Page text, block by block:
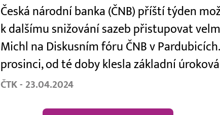
Česká národní banka (ČNB) příští týden
k dalšímu snižování sazeb přistupovat
Michl na Diskusním fóru ČNB v
prosinci, od té doby klesla základní
ČTK - 23.04.2024